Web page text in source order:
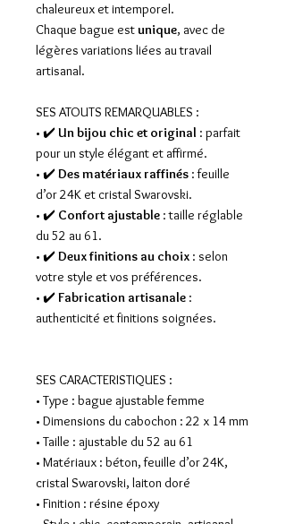
chaleureux et intemporel.
Chaque bague estunique, avec de
légères variations liées au travail
artisanal.
SES ATOUTS REMARQUABLES :
• ✔️Un bijou chic et original : parfait
pour un style élégant et affirmé.
• ✔️Des matériaux raffinés : feuille
d’or 24K et cristal Swarovski.
• ✔️ Confort ajustable : taille réglable
du 52 au 61.
• ✔️Deux finitions au choix : selon
votre style et vos préférences.
• ✔️Fabrication artisanale :
authenticité et finitions soignées.
SES CARACTERISTIQUES :
• Type : bague ajustable femme
• Dimensions du cabochon : 22 x 14 mm
• Taille : ajustable du 52 au 61
• Matériaux : béton, feuille d’or 24K,
cristal Swarovski, laiton doré
• Finition : résine époxy